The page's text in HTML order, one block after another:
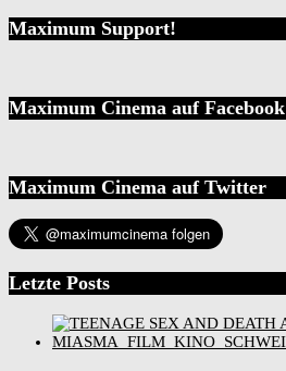
Maximum Support!
Maximum Cinema auf Facebook
Maximum Cinema auf Twitter
Letzte Posts